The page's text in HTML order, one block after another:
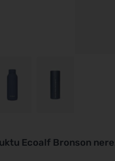
Ecoalf Bronson